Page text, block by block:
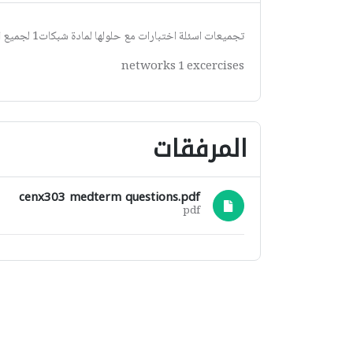
تجميعات اسئلة اختبارات مع حلولها لمادة شبكات1 لجميع الجامعات,
networks 1 excercises
المرفقات
cenx303 medterm questions.pdf
pdf